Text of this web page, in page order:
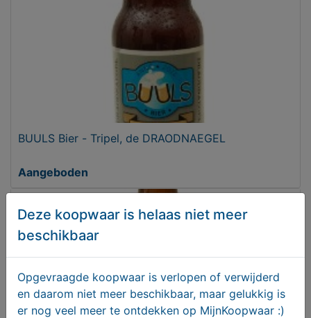
BUULS Bier - Tripel, de DRAODNAEGEL
Aangeboden
Deze koopwaar is helaas niet meer
beschikbaar
Opgevraagde koopwaar is verlopen of verwijderd
en daarom niet meer beschikbaar, maar gelukkig is
er nog veel meer te ontdekken op MijnKoopwaar :)